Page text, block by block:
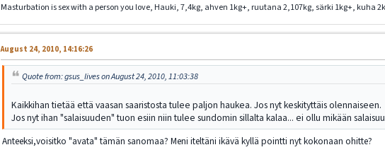
Masturbation is sex with a person you love, Hauki, 7,4kg, ahven 1kg+, ruutana 2,107kg, särki 1kg+, kuha
August 24, 2010, 14:16:26
Quote from: gsus_lives on August 24, 2010, 11:03:38
Kaikkihan tietää että vaasan saaristosta tulee paljon haukea. Jos nyt keskityttäis olennaiseen.
Jos nyt ihan "salaisuuden" tuon esiin niin tulee sundomin sillalta kalaa... ei ollu mikään
Anteeksi,voisitko "avata" tämän sanomaa? Meni iteltäni ikävä kyllä pointti nyt kokonaan ohitte?